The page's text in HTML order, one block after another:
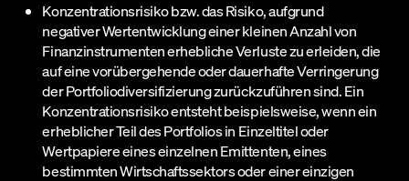
Konzentrationsrisiko bzw. das Risiko, aufgrund
negativer Wertentwicklung einer kleinen Anzahl von
Finanzinstrumenten erhebliche Verluste zu erleiden, die
auf eine vorübergehende oder dauerhafte Verringerung
der Portfoliodiversifizierung zurückzuführen sind. Ein
Konzentrationsrisiko entsteht beispielsweise, wenn ein
erheblicher Teil des Portfolios in Einzeltitel oder
Wertpapiere eines einzelnen Emittenten, eines
bestimmten Wirtschaftssektors oder einer einzigen